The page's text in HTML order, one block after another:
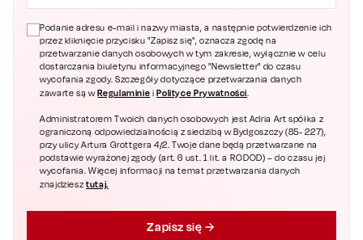
Podanie adresu e-mail i nazwy miasta, a następnie potwierdzenie ich
przez kliknięcie przycisku "Zapisz się", oznacza zgodę na
przetwarzanie danych osobowych w tym zakresie, wyłącznie w celu
dostarczania biuletynu informacyjnego "Newsletter" do czasu
wycofania zgody. Szczegóły dotyczące przetwarzania danych
zawarte są wRegulaminie i Polityce Prywatności.
Administratorem Twoich danych osobowych jest Adria Art spółka z
ograniczoną odpowiedzialnością z siedzibą w Bydgoszczy (85- 227),
przy ulicy Artura Grottgera 4/2. Twoje dane będą przetwarzane na
podstawie wyrażonej zgody (art. 6 ust. 1 lit. a RODOD) – do czasu jej
wycofania. Więcej informacji na temat przetwarzania danych
znajdziesztutaj.
Zapisz się